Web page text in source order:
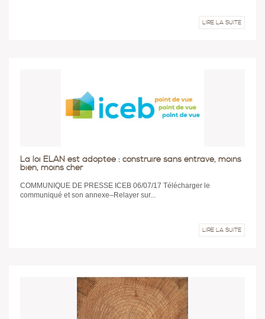
LIRE LA SUITE
La loi ELAN est adoptée : construire sans entrave, moins
bien, moins cher
COMMUNIQUE DE PRESSE ICEB 06/07/17 Télécharger le
communiqué et son annexe–Relayer sur...
LIRE LA SUITE